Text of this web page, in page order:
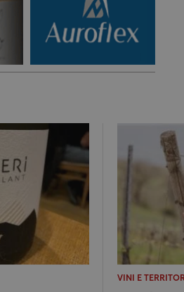
VINI E